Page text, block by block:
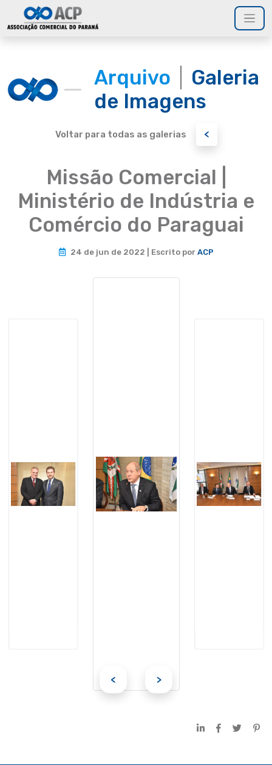
Arquivo
Galeria
de Imagens
Voltar para todas as galerias <
Missão Comercial |
Ministério de Indústria e
Comércio do Paraguai
24 de jun de 2022 | Escrito por ACP
< >